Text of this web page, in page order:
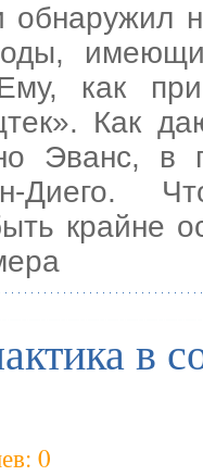
обнаружил
как
Как
Эванс, в
Диего.
крайне
в
0